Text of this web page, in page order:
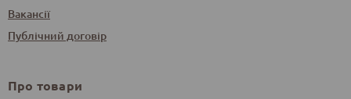
Вакансії
Публічний договір
Про товари